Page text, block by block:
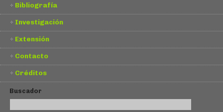
Bibliografía
Investigación
Extensión
Contacto
Créditos
Buscador